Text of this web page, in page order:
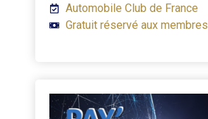
Automobile Club de France
Gratuit réservé aux membres